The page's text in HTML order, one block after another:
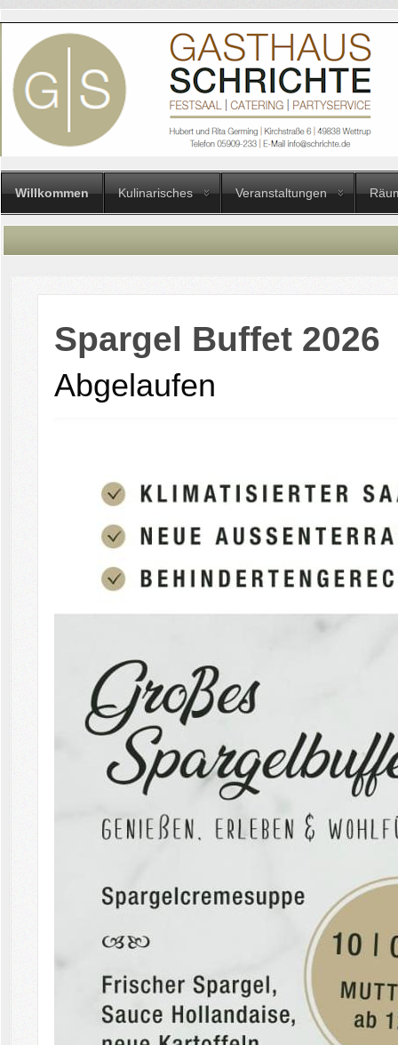
Willkommen Kulinarisches Veranstaltungen
Spargel Buffet 2026
Abgelaufen